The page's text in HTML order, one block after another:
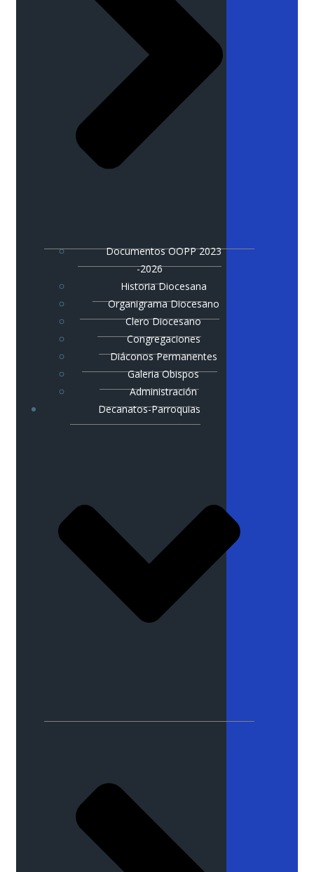
Documentos OOPP 2023
-2026
Historia Diocesana
Organigrama Diocesano
Clero Diocesano
Congregaciones
Diáconos Permanentes
Galeria Obispos
Administración
Decanatos-Parroquias